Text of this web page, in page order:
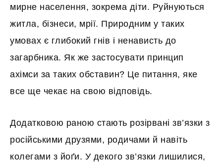
мирне населення, зокрема діти. Руйнуються
житла, бізнеси, мрії. Природним у таких
умовах є глибокий гнів і ненависть до
загарбника. Як же застосувати принцип
ахімси за таких обставин? Це питання, яке
все ще чекає на свою відповідь.
Додатковою раною стають розірвані зв’язки з
російськими друзями, родичами й навіть
колегами з йоґи. У декого зв’язки лишилися,